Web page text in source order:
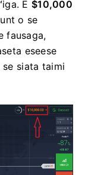
E$10,000
o se
fausaga,
eseese
se siata taimi